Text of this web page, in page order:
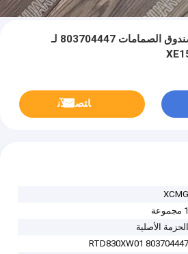
أجزاء حفارة XCMG ، صندوق الصمامات 803704447 لـ
ﺎﺘﺼﻟ ﺍﻶﻧ
XCMG
1 مجموعة
الحزمة الأصلية
803704447 RTD830XW01